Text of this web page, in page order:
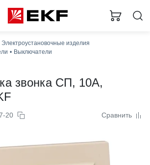
Электроустановочные изделия
Выключатели
звонка СП, 10А,
20 Сравнить